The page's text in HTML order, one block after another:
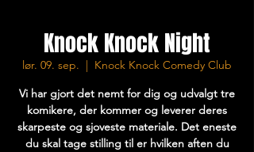
Knock Knock Night
lør. 09. sep.
  |
Knock Knock Comedy Club
Vi har gjort det nemt for dig og udvalgt tre
komikere, der kommer og leverer deres
skarpeste og sjoveste materiale. Det eneste
du skal tage stilling til er hvilken aften du